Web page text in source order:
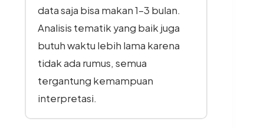
data saja bisa makan 1–3 bulan.
Analisis tematik yang baik juga
butuh waktu lebih lama karena
tidak ada rumus, semua
tergantung kemampuan
interpretasi.